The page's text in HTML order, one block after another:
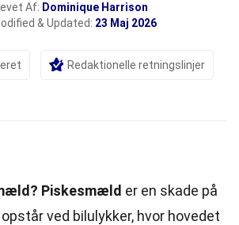
Af: Dominique Harrison
& Updated: 23 Maj 2026
Redaktionelle retningslinjer
Piskesmæld er en skade på
ved bilulykker, hvor hovedet